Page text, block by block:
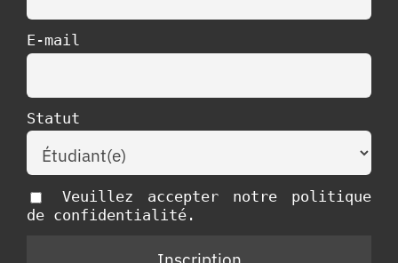
E-mail
Statut
Veuillez accepter notre politique
de confidentialité.